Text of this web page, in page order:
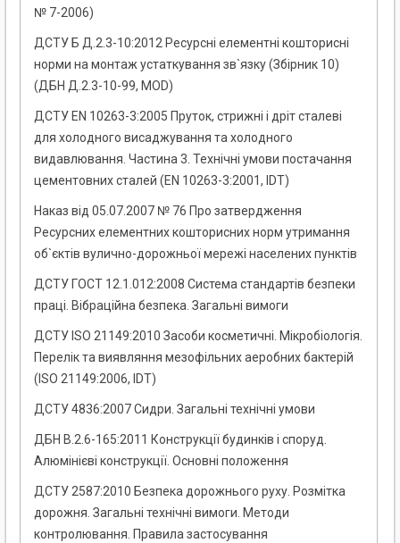
№ 7-2006)
ДСТУ Б Д.2.3-10:2012 Ресурсні елементні кошторисні
норми на монтаж устаткування зв`язку (Збірник 10)
(ДБН Д.2.3-10-99, MOD)
ДСТУ EN 10263-3:2005 Пруток, стрижні і дріт сталеві
для холодного висаджування та холодного
видавлювання. Частина 3. Технічні умови постачання
цементовних сталей (EN 10263-3:2001, IDT)
Наказ від 05.07.2007 № 76 Про затвердження
Ресурсних елементних кошторисних норм утримання
об`єктів вулично-дорожньої мережі населених пунктів
ДСТУ ГОСТ 12.1.012:2008 Система стандартів безпеки
праці. Вібраційна безпека. Загальні вимоги
ДСТУ ISO 21149:2010 Засоби косметичні. Мікробіологія.
Перелік та виявляння мезофільних аеробних бактерій
(ISO 21149:2006, IDT)
ДСТУ 4836:2007 Сидри. Загальні технічні умови
ДБН В.2.6-165:2011 Конструкції будинків і споруд.
Алюмінієві конструкції. Основні положення
ДСТУ 2587:2010 Безпека дорожнього руху. Розмітка
дорожня. Загальні технічні вимоги. Методи
контролювання. Правила застосування